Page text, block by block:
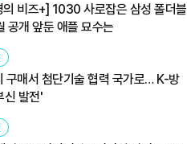
의 비즈+] 1030 사로잡은 삼성 폴더블
공개 앞둔 애플 묘수는
구매서 첨단기술 협력 국가로… K-방
신 발전'